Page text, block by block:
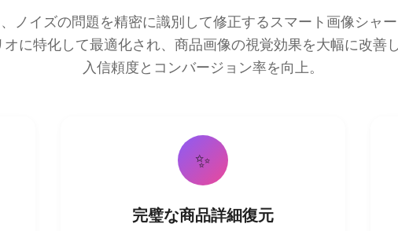
ノイズの問題を精密に識別して修正するスマート画像シャ
オに特化して最適化され、商品画像の視覚効果を大幅に改善
入信頼度とコンバージョン率を向上。
✨
完璧な商品詳細復元